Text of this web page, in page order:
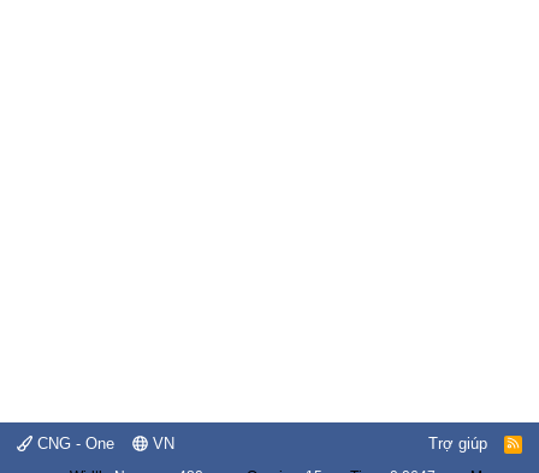
CNG - One VN Trợ giúp
R